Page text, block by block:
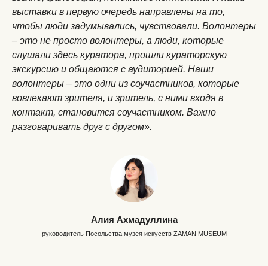
выставки в первую очередь направлены на то,
чтобы люди задумывались, чувствовали. Волонтеры
– это не просто волонтеры, а люди, которые
слушали здесь куратора, прошли кураторскую
экскурсию и общаются с аудиторией. Наши
волонтеры – это одни из соучастников, которые
вовлекают зрителя, и зритель, с ними входя в
контакт, становится соучастником. Важно
разговаривать друг с другом».
Алия Ахмадуллина
руководитель Посольства музея искусств ZAMAN MUSEUM